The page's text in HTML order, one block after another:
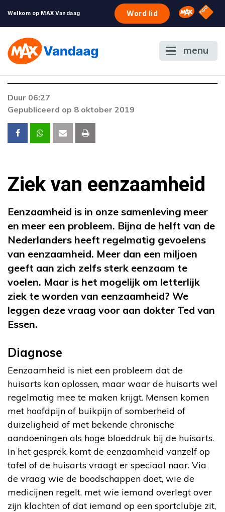
Welkom op MAX Vandaag Word lid Omroep
NPO
menu
De gewenste stream is op dit moment niet
voordoen, neem dan contact op met onze
klantenservice.
Duur 06:27
Gepubliceerd op 8 oktober 2019
Ziek van eenzaamheid
Eenzaamheid is in onze samenleving meer
en meer een probleem. Bijna de helft van de
Nederlanders heeft regelmatig gevoelens
van eenzaamheid. Meer dan een miljoen
geeft aan zich zelfs sterk eenzaam te
voelen. Maar is het mogelijk om letterlijk
ziek te worden van eenzaamheid? We
leggen deze vraag voor aan dokter Ted van
Essen.
Diagnose
Eenzaamheid is niet een probleem dat de
huisarts kan oplossen, maar waar de huisarts wel
regelmatig mee te maken krijgt. Mensen komen
met hoofdpijn of buikpijn of somberheid of
duizeligheid of met bekende chronische
aandoeningen als hoge bloeddruk bij de huisarts.
In het gesprek komt de eenzaamheid vanzelf op
tafel of de huisarts vraagt er speciaal naar. Via
de vraag wie de boodschappen doet, wie de
medicijnen regelt, met wie iemand overlegt over
zijn klachten of dat iemand op een sportclubje zit,